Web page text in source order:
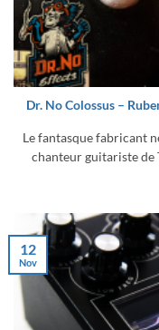
Dr. No Colossus –
Le fantasque fabricant
chanteur guitariste de
12
Nov